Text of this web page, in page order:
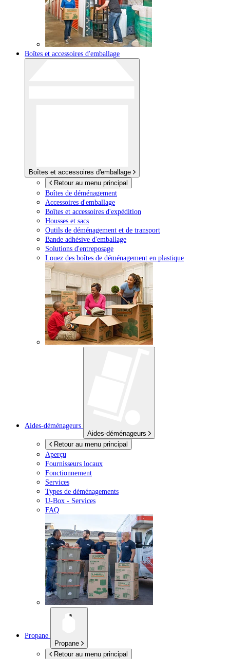
Boîtes et accessoires d'emballage
Boîtes et accessoires d'emballage
Retour au menu principal
Boîtes de déménagement
Accessoires d'emballage
Boîtes et accessoires d'expédition
Housses et sacs
Outils de déménagement et de transport
Bande adhésive d'emballage
Solutions d'entreposage
Louez des boîtes de déménagement en plastique
Aides-déménageurs
Aides-déménageurs
Retour au menu principal
Aperçu
Fournisseurs locaux
Fonctionnement
Services
Types de déménagements
U-Box - Services
FAQ
Propane
Propane
Retour au menu principal